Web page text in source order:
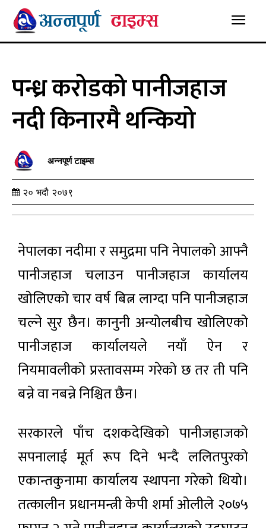
पन्ध्र करोडको पानीजहाज
नदी किनारमै थन्कियो
अन्नपूर्ण टाइम्स
२० भदौ २०७९
नेपालका नदीमा र समुद्रमा पनि नेपालको आफ्नै
पानीजहाज चलाउन पानीजहाज कार्यालय
खोलिएको चार वर्ष बित्न लाग्दा पनि पानीजहाज
चल्ने सुर छैन। कानुनी अन्योलबीच खोलिएको
पानीजहाज कार्यालयले नयाँ ऐन र
नियमावलीको प्रस्तावसम्म गरेको छ तर ती पनि
बन्ने वा नबन्ने निश्चित छैन।
सरकारले पाँच दशकदेखिको पानीजहाजको
सपनालाई मूर्त रूप दिने भन्दै ललितपुरको
एकान्तकुनामा कार्यालय स्थापना गरेको थियो।
तत्कालीन प्रधानमन्त्री केपी शर्मा ओलीले २०७५